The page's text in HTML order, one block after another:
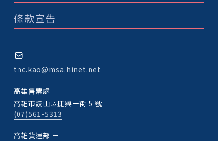
條款宣告
tnc.kao@msa.hinet.net
高雄售票處 －
高雄市鼓山區捷興一街 5 號
(07)561-5313
高雄貨運部 －